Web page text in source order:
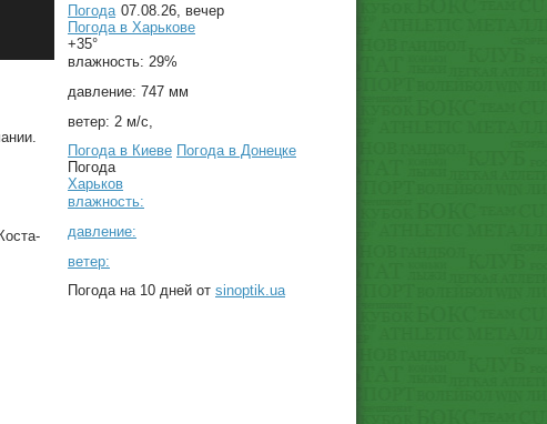
Погода 07.08.26, вечер
Погода в Харькове
+35°
влажность: 29%
давление: 747 мм
ветер: 2 м/с,
Погода в Киеве Погода в Донецке
Погода
Харьков
влажность:
давление:
ветер:
Погода на 10 дней от sinoptik.ua